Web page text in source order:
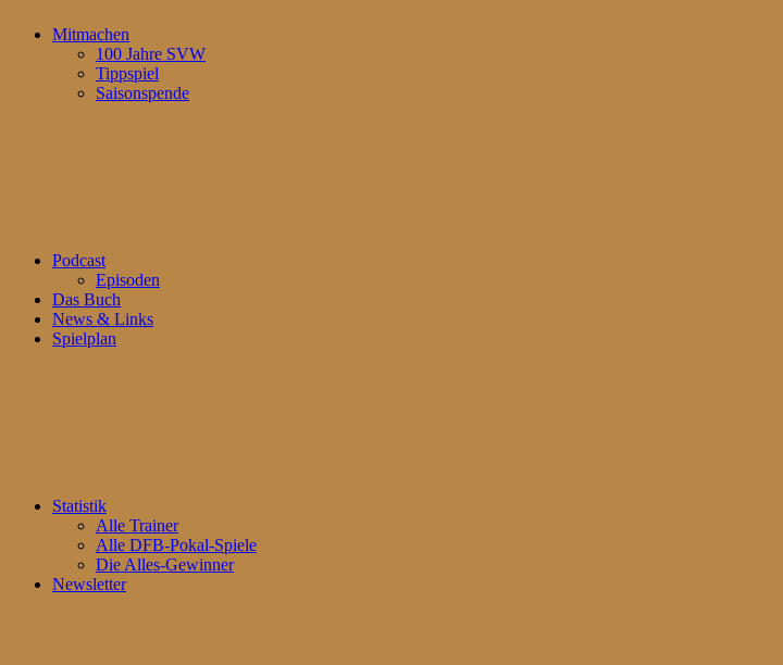
Mitmachen
100 Jahre SVW
Tippspiel
Saisonspende
Podcast
Episoden
Das Buch
News & Links
Spielplan
Statistik
Alle Trainer
Alle DFB-Pokal-Spiele
Die Alles-Gewinner
Newsletter